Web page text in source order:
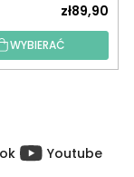
zł89,90
WYBIERAĆ
Youtube